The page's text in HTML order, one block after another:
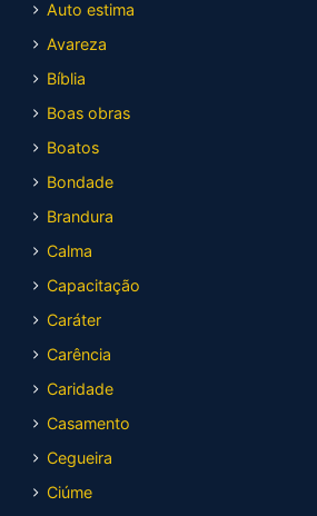
Auto estima
Avareza
Bíblia
Boas obras
Boatos
Bondade
Brandura
Calma
Capacitação
Caráter
Carência
Caridade
Casamento
Cegueira
Ciúme